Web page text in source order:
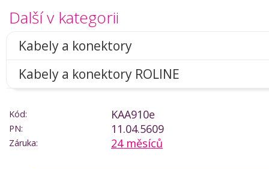
Další v kategorii
Kabely a konektory
Kabely a konektory ROLINE
Kód: KAA910e
PN: 11.04.5609
Záruka: 24 měsíců